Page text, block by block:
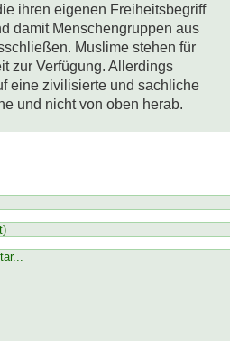
ihren eigenen Freiheitsbegriff
damit Menschengruppen aus
Muslime stehen für
zur Verfügung. Allerdings
eine zivilisierte und sachliche
und nicht von oben herab.